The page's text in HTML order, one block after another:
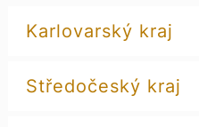
Karlovarský kraj
Středočeský kraj